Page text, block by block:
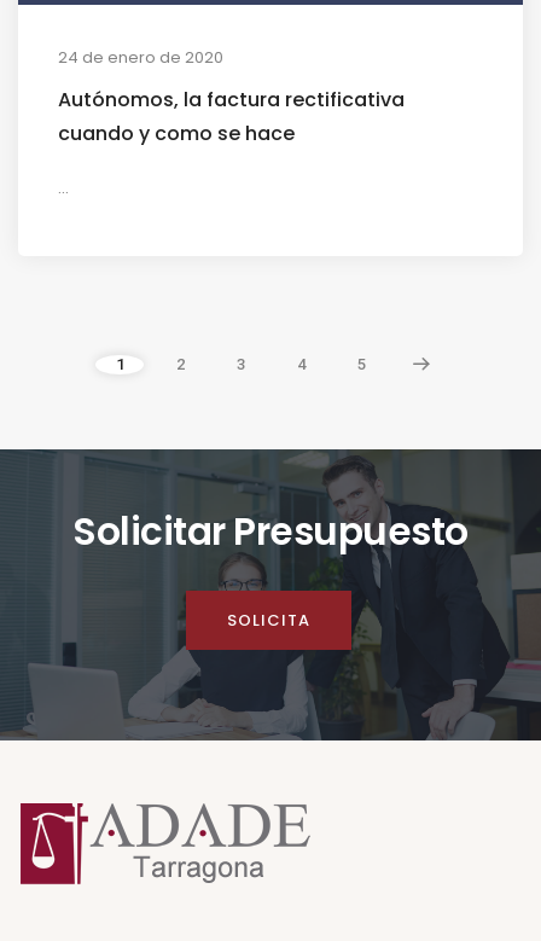
24 de enero de 2020
Autónomos, la factura rectificativa
cuando y como se hace
...
1 2 3 4 5
Solicitar Presupuesto
SOLICITA